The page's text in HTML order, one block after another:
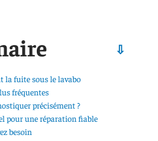
la fuite sous le lavabo
fréquentes
précisément ?
pour une réparation fiable
besoin